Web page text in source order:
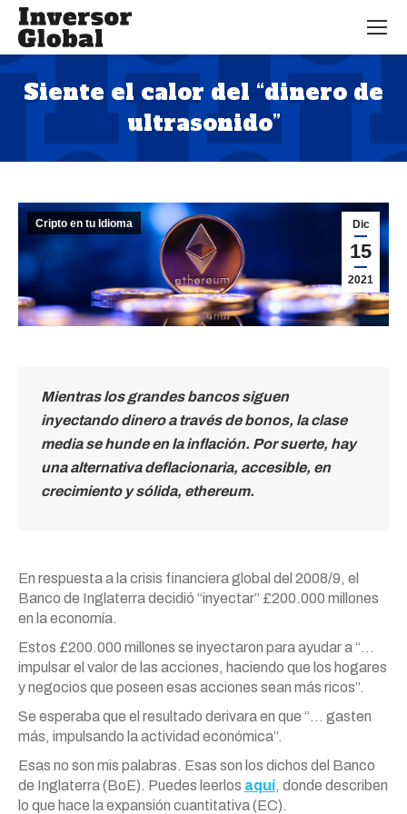
Siente el calor del “dinero de
ultrasonido”
Estás aquí:
Dic
15
2021
Cripto en tu Idioma
Mientras los grandes bancos siguen
inyectando dinero a través de bonos, la clase
media se hunde en la inflación. Por suerte, hay
una alternativa deflacionaria, accesible, en
crecimiento y sólida, ethereum.
En respuesta a la crisis financiera global del 2008/9, el
Banco de Inglaterra decidió “inyectar” £200.000 millones
en la economía.
Estos £200.000 millones se inyectaron para ayudar a “…
impulsar el valor de las acciones, haciendo que los hogares
y negocios que poseen esas acciones sean más ricos”.
Se esperaba que el resultado derivara en que “… gasten
más, impulsando la actividad económica”.
Esas no son mis palabras. Esas son los dichos del Banco
de Inglaterra (BoE). Puedes leerlos aquí, donde describen
lo que hace la expansión cuantitativa (EC).